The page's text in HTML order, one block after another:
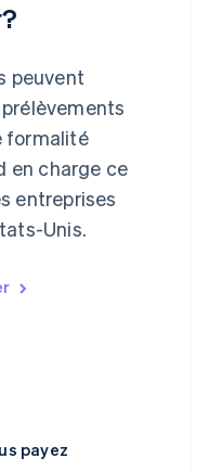
peuvent
formalité
en charge ce
entreprises
Unis.
payez